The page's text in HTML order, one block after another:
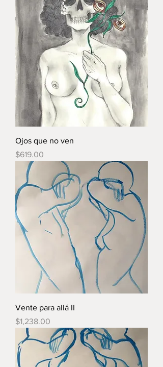
Ojos que no ven
Precio
$619.00
Vente para allá II
Precio
$1,238.00